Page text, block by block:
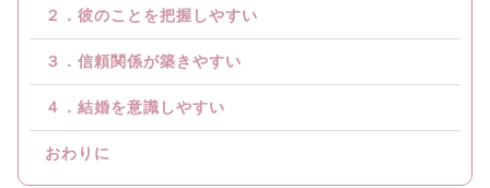
２．彼のことを把握しやすい
３．信頼関係が築きやすい
４．結婚を意識しやすい
おわりに